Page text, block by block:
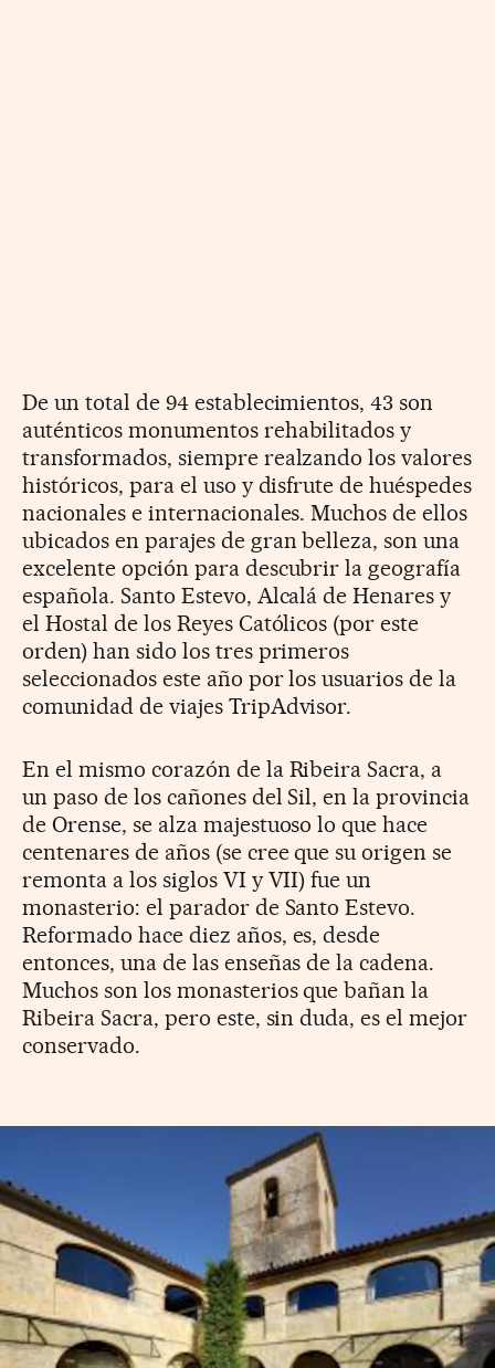
De un total de 94 establecimientos, 43 son
auténticos monumentos rehabilitados y
transformados, siempre realzando los valores
históricos, para el uso y disfrute de huéspedes
nacionales e internacionales. Muchos de ellos
ubicados en parajes de gran belleza, son una
excelente opción para descubrir la geografía
española. Santo Estevo, Alcalá de Henares y
el Hostal de los Reyes Católicos (por este
orden) han sido los tres primeros
seleccionados este año por los usuarios de la
comunidad de viajes TripAdvisor.
En el mismo corazón de la Ribeira Sacra, a
un paso de los cañones del Sil, en la provincia
de Orense, se alza majestuoso lo que hace
centenares de años (se cree que su origen se
remonta a los siglos VI y VII) fue un
monasterio: el parador de Santo Estevo.
Reformado hace diez años, es, desde
entonces, una de las enseñas de la cadena.
Muchos son los monasterios que bañan la
Ribeira Sacra, pero este, sin duda, es el mejor
conservado.